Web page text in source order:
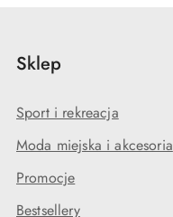
Sklep
Sport i rekreacja
Moda miejska i akcesoria
Promocje
Bestsellery